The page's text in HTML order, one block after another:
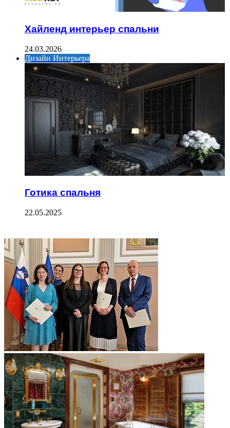
Хайленд интерьер спальни
24.03.2026
Дизайн Интерьера
Готика спальня
22.05.2025